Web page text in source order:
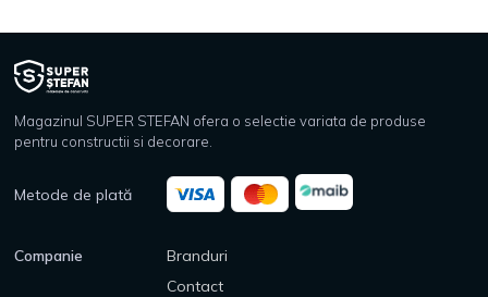
Magazinul SUPER STEFAN ofera o selectie variata de produse
pentru constructii si decorare.
Metode de plată
Companie
Branduri
Contact